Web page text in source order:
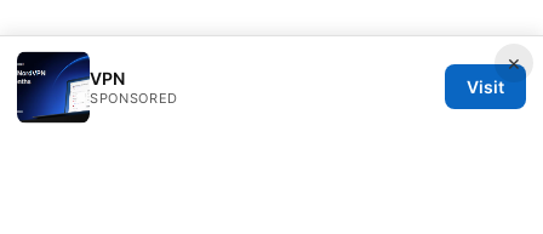
×
VPN
SPONSORED
Visit